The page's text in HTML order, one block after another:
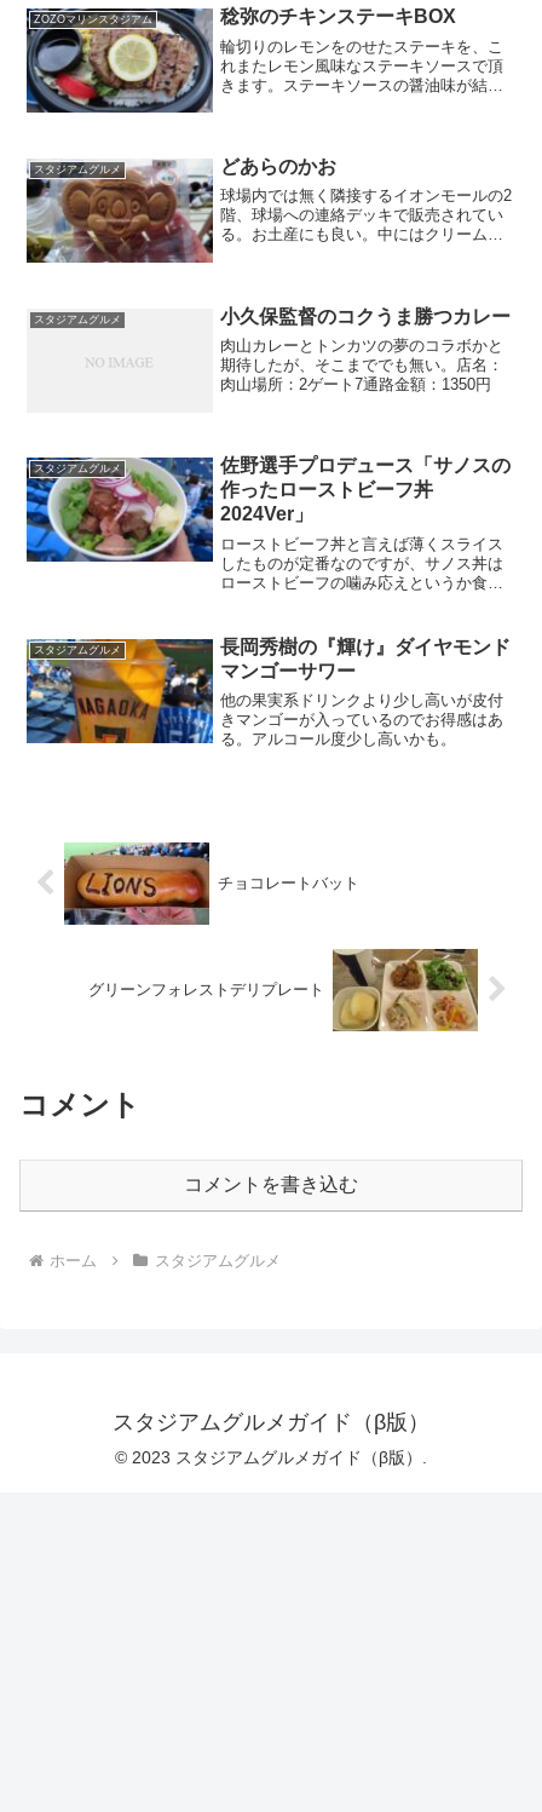
様になってます。店名：マリオンクレー
プ場所：東京ドーム内（1...
ZOZOマリンスタジアム 稔弥のチキンステーキBOX
輪切りのレモンをのせたステーキを、こ
れまたレモン風味なステーキソースで頂
きます。ステーキソースの醤油味が結構
い。店名：勝造場所：フロア...
スタジアムグルメ どあらのかお
球場内では無く隣接するイオンモールの2
階、球場への連絡デッキで販売されてい
る。お土産にも良い。中にはクリームが
スタジアムグルメ 小久保監督のコクうま勝つカレー
肉山カレーとトンカツの夢のコラボかと
期待したが、そこまででも無い。店名：
肉山場所：2ゲート7通路金額：1350円
スタジアムグルメ
佐野選手プロデュース「サノスの
作ったローストビーフ丼
2024Ver」
ローストビーフ丼と言えば薄くスライス
したものが定番なのですが、サノス丼は
ローストビーフの噛み応えというか食感
スタジアムグルメ
長岡秀樹の『輝け』ダイヤモンド
マンゴーサワー
他の果実系ドリンクより少し高いが皮付
きマンゴーが入っているのでお得感はあ
る。アルコール度少し高いかも。
チョコレートバット
グリーンフォレストデリプレート
コメント
コメントを書き込む
ホーム スタジアムグルメ
スタジアムグルメガイド（β版）
© 2023 スタジアムグルメガイド（β版）.